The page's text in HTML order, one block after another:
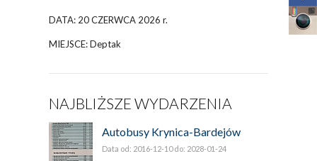
DATA: 20 CZERWCA 2026 r.
MIEJSCE: Deptak
NAJBLIŻSZE WYDARZENIA
Autobusy Krynica-Bardejów
Data od: 2016-12-10 do: 2028-01-24